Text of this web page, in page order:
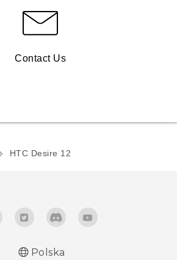
Contact Us
HTC Desire 12‎
Polska